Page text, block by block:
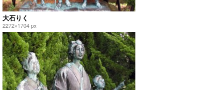
大石りく
2272×1704 px